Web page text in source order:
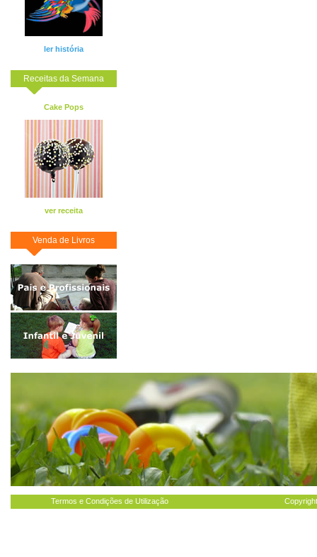
ler história
Receitas da Semana
Cake Pops
ver receita
Venda de Livros
Termos e Condições de Utilização